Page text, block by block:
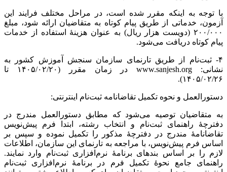
با توجه به اینکه مقرر شده است، در مراحل مختلف فرایند این
آزمون، خدماتی از طریق پیام کوتاه به متقاضیان ارائه شود، مبلغ
۲۰۰/۰۰۰ (دویست هزار ریال) به عنوان هزینۀ استفاده از خدمات
پیام کوتاه دریافت می‌شود.
۴- ثبت‌نام از طریق تارنمای سازمان سنجش آموزش کشور به
نشانی: www.sanjesh.org در زمان مقرر (۱۴۰۵/۰۲/۲۰ تا
۱۴۰۵/۰۲/۲۶).
دستورالعمل و نحوه تکمیل تقاضانامه ثبت‌نام اینترنتی:
به متقاضیان توصیه می‌شود که مطابق دستورالعمل مندرج در
دفترچۀ راهنمای ثبت‌نام و انتخاب رشته، ابتدا فرم پیش‌نویس
تقاضانامۀ مندرج در دفترچۀ مذکور را تکمیل نموده و سپس بر
اساس فرم پیش‌نویس، با مراجعه به تارنمای این سازمان، اطلاعات
لازم را بر اساس بندهای برنامۀ نرم‌افزاری ثبت‌نام وارد نمایند.
راهنمای جامع نحوۀ تکمیل فرم در برنامۀ نرم‌افزاری ثبت‌نام